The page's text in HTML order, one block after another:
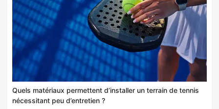
Quels matériaux permettent d’installer un terrain de tennis
nécessitant peu d’entretien ?